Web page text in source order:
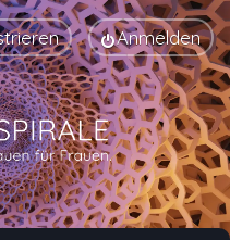
Anmelden